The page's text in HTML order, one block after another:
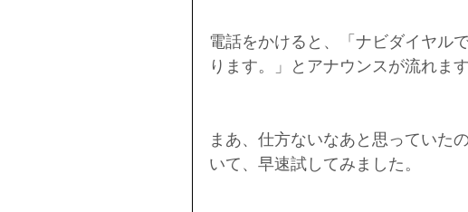
電話をかけると、「ナビダイヤル
ります。」とアナウンスが流れます
まあ、仕方ないなあと思っていた
いて、早速試してみました。